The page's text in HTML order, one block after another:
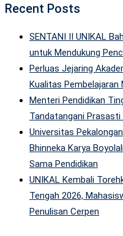
Recent Posts
SENTANI II UNIKAL
untuk Mendukung
Perluas Jejaring
Kualitas
Menteri Pendidikan
Tandatangani Prasasti
Universitas
Bhinneka Karya
Sama Pendidikan
UNIKAL Kembali
Tengah 2026,
Penulisan Cerpen